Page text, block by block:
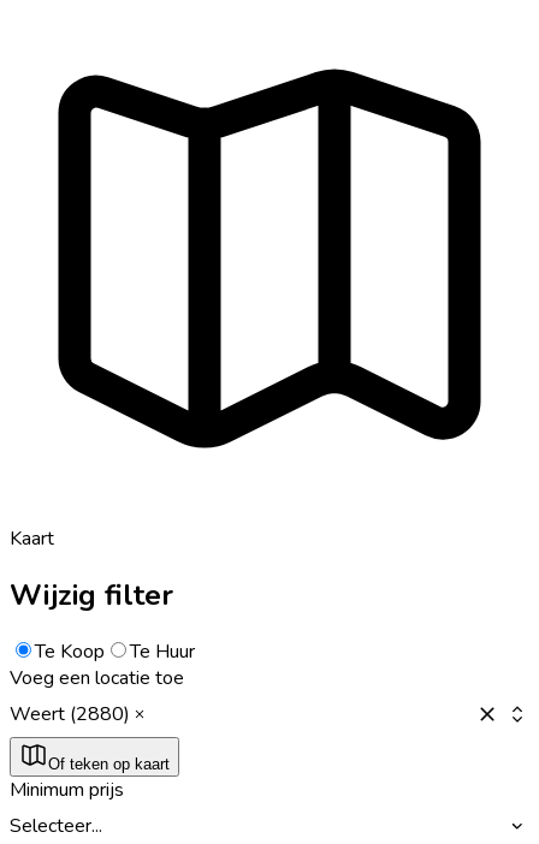
Kaart
Wijzig filter
Te Koop
Te Huur
Voeg een locatie toe
Weert (2880)
Of teken op kaart
Minimum prijs
Selecteer...